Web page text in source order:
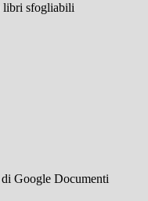
libri sfogliabili
Google Documenti